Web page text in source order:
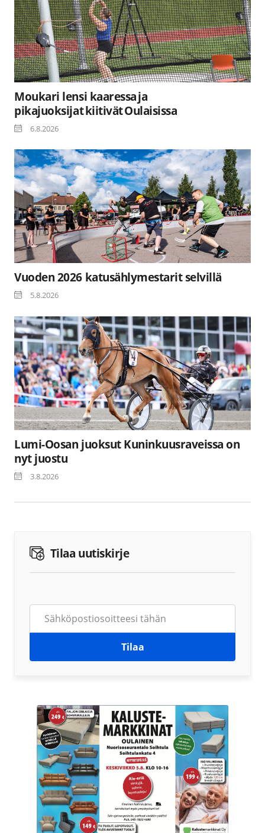
Moukari lensi kaaressa ja
pikajuoksijat kiitivät Oulaisissa
6.8.2026
Vuoden 2026 katusählymestarit selvillä
5.8.2026
Lumi-Oosan juoksut Kuninkuusraveissa on
nyt juostu
3.8.2026
Tilaa uutiskirje
Tilaa